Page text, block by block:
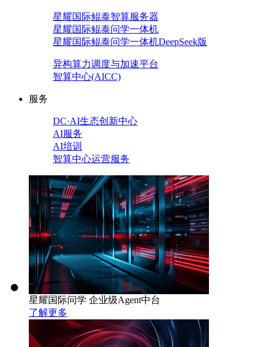
星耀国际鲲泰智算服务器
星耀国际鲲泰问学一体机
星耀国际鲲泰问学一体机DeepSeek版
异构算力调度与加速平台
智算中心(AICC)
服务
DC·AI生态创新中心
AI服务
AI培训
智算中心运营服务
星耀国际问学 企业级Agent中台
了解更多